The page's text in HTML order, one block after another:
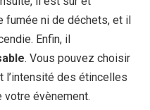
fumée ni de déchets, et il
Enfin, il
. Vous pouvez choisir
l’intensité des étincelles
évènement.